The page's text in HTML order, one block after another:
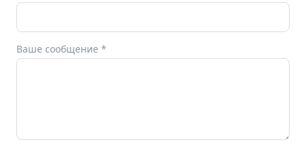
Ваше сообщение *